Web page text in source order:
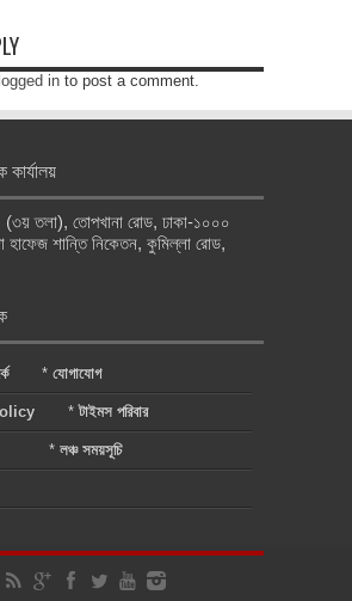
logged in to post a comment.
কার্যালয়
তলা), তোপখানা রোড, ঢাকা-১০০০
হাফেজ শান্তি নিকেতন, কুমিল্লা রোড,
* যোগাযোগ
*টাইমস পরিবার
* লঞ্চ সময়সূচি